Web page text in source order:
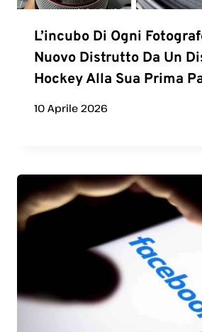
L’incubo Di Ogni
Nuovo Distrutto Da Un
Hockey Alla Sua Prima
10 Aprile 2026